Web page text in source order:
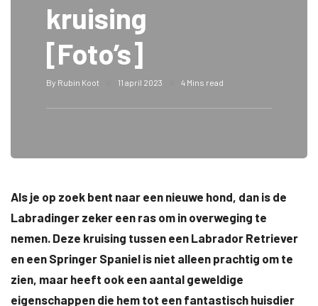
kruising
[Foto’s]
By Rubin Koot 11 april 2023 4 Mins read
Als je op zoek bent naar een nieuwe hond, dan is de
Labradinger zeker een ras om in overweging te
nemen. Deze kruising tussen een Labrador Retriever
en een Springer Spaniel is niet alleen prachtig om te
zien, maar heeft ook een aantal geweldige
eigenschappen die hem tot een fantastisch huisdier